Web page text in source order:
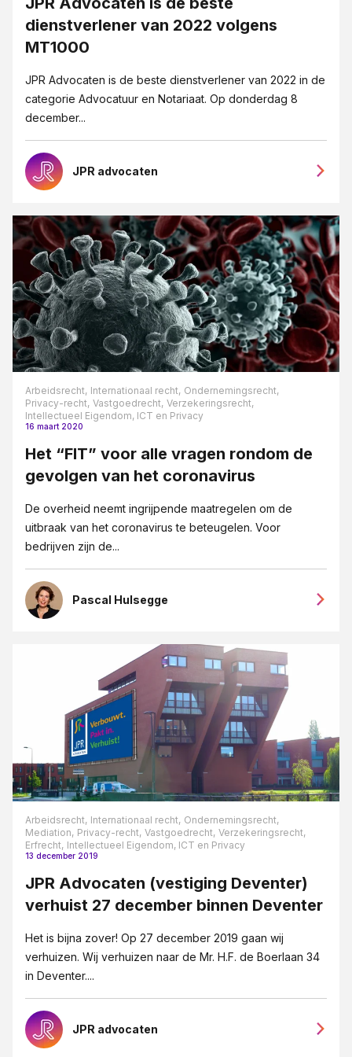
Erfrecht
Goede overeenkomsten blogreeks
Groeipijn blogreeks
Huurrecht
ICT-recht
Insolventie
Intellectueel Eigendom, ICT en Privacy
Internationaal recht
Jubileum 125 jaar JPR advocaten
Letselschade
Mediation
Ondernemingsrecht
Ontslag op staande voet
Opzegging
Overgang van onderneming
Pensioenrecht
Vennootschapsrecht
Verzekeringsrecht
VSO
WHOA
dienstverlener van 2022 volgens
MT1000
JPR Advocaten is de beste dienstverlener van 2022 in de
categorie Advocatuur en Notariaat. Op donderdag 8
december...
JPR advocaten
Arbeidsrecht, Internationaal recht, Ondernemingsrecht,
Privacy-recht, Vastgoedrecht, Verzekeringsrecht,
Intellectueel Eigendom, ICT en Privacy
16 maart 2020
Het “FIT” voor alle vragen rondom de
gevolgen van het coronavirus
De overheid neemt ingrijpende maatregelen om de
uitbraak van het coronavirus te beteugelen. Voor
bedrijven zijn de...
Pascal Hulsegge
Arbeidsrecht, Internationaal recht, Ondernemingsrecht,
Mediation, Privacy-recht, Vastgoedrecht, Verzekeringsrecht,
Erfrecht, Intellectueel Eigendom, ICT en Privacy
13 december 2019
JPR Advocaten (vestiging Deventer)
verhuist 27 december binnen Deventer
Het is bijna zover! Op 27 december 2019 gaan wij
verhuizen. Wij verhuizen naar de Mr. H.F. de Boerlaan 34
in Deventer....
JPR advocaten